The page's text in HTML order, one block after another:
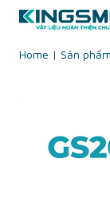
Skip
content
Home | Sản phẩm